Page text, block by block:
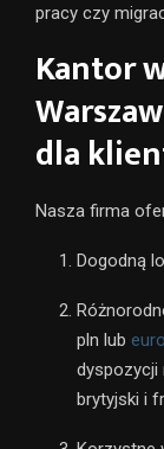
pracy czy
Kantor
dla
Nasza firma
Dogodną
pln lub
dyspozycji
brytyjski i